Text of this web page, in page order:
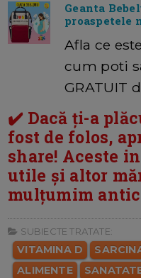
Geanta
proaspetele
Afla ce
cum poti
GRATUIT
✔️ Dacă ți-a
fost de folos,
share! Aceste
utile și altor
mulțumim
SUBIECTE TRATATE:
VITAMINA D
ALIMENTE